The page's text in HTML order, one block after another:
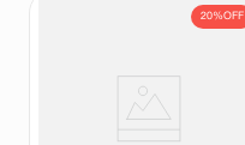
20%OFF